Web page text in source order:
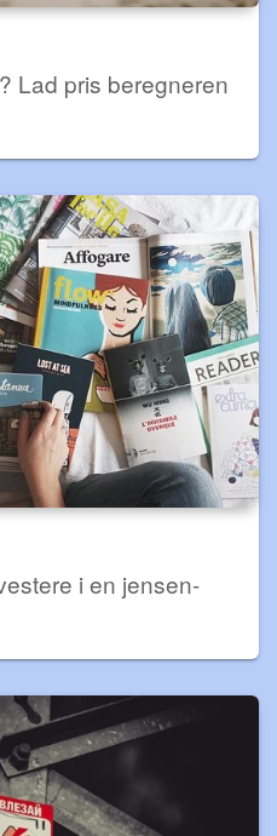
Lad pris beregneren
i en jensen-